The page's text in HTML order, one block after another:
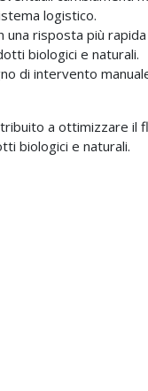
logistico.
risposta più
biologici e naturali.
di intervento
a ottimizzare
biologici e naturali.